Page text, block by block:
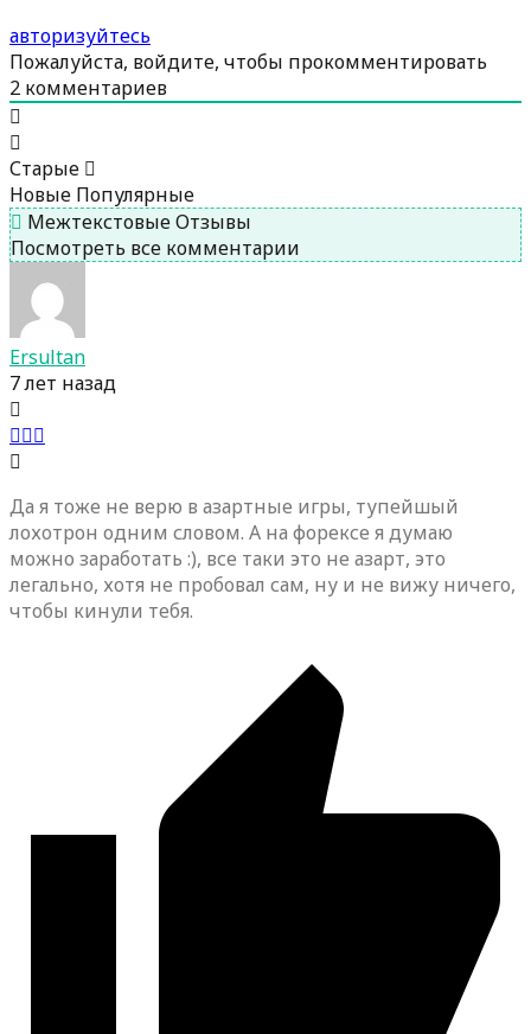
авторизуйтесь
Пожалуйста, войдите, чтобы прокомментировать
2 комментариев
Старые
Новые Популярные
Межтекстовые Отзывы
Посмотреть все комментарии
Ersultan
7 лет назад
Да я тоже не верю в азартные игры, тупейшый
лохотрон одним словом. А на форексе я думаю
можно заработать :), все таки это не азарт, это
легально, хотя не пробовал сам, ну и не вижу ничего,
чтобы кинули тебя.